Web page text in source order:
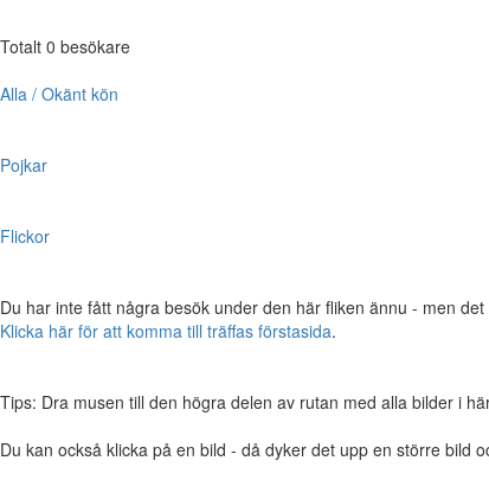
Totalt 0 besökare
Alla / Okänt kön
Pojkar
Flickor
Du har inte fått några besök under den här fliken ännu - men
Klicka här för att komma till träffas förstasida.
Tips: Dra musen till den högra delen av rutan med alla bilder i
Du kan också klicka på en bild - då dyker det upp en större bild